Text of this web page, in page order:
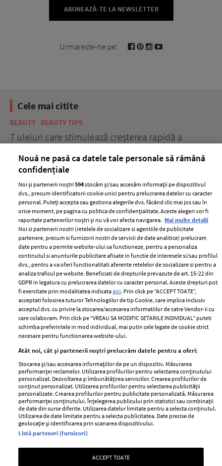
ABONEAZĂ-TE LA NEWSLETTER
Urmareste-ne pe:
Cele mai citite
BEAUTY BEAUTY TIPS
7 uleiuri care stimulează creșterea rapidă a
ELLE Style Awards
2024
Despre ELLE
Romania
Contact
Abonamente
Termeni si conditii
Politica de
confidențialitate
Politica de cookies
Publicitate
GSP
Unica
Baby
Retete
femei
Viva
Avantaje
Retete practice
Pariază responsabil! Decizia ONJN nr. 821/25.09.2025.
Jocurile de noroc sunt interzise minorilor.
Nouă ne pasă ca datele tale personale să rămână
confidențiale
Noi și partenerii noștri594stocăm și/sau accesăm informații pe dispozitivul
dvs., precum identificatorii cookie unici pentru prelucrarea datelor cu caracter
personal. Puteți accepta sau gestiona alegerile dvs. făcând clic mai jos sau în
orice moment, pe pagina cu politica de confidențialitate. Aceste alegeri vor fi
raportate partenerilor noștri și nu vă vor afecta navigarea. Mai multe detalii
Noi si partenerii nostri (retelele de socializare si agentiile de publicitate
partenere, precum si furnizorii nostri de servicii de date analitice) prelucram
date pentru a permite website-ului sa functioneze, pentru a personaliza
continutul si anunturile publicitare afisate in functie de interesele si/sau profilul
dvs., pentru a va oferi functionalitati aferente retelelor de socializare si pentru a
analiza traficul pe website. Beneficiati de drepturile prevazute de art. 15-22 din
GDPR in legatura cu prelucrarea datelor cu caracter personal. Aceste drepturi pot
fi exercitate prin modalitatea indicataaici. Prin click pe “ACCEPT TOATE”,
acceptati folosirea tuturor Tehnologiilor de tip Cookie, care implica inclusiv
acceptul dvs. cu privire la stocarea/accesarea informatiilor de catre Vendor-ii cu
care colaboram. Prin click pe “VREAU SA MODIFIC SETARILE INDIVIDUAL” puteti
schimba preferintele in mod individual, mai putin cele legate de cookie strict
necesare pentru functionarea website-ului.
Atât noi, cât și partenerii noștri prelucrăm datele pentru a oferi:
Stocarea și/sau accesarea informațiilor de pe un dispozitiv. Măsurarea
performanței reclamelor. Utilizarea profilurilor pentru selectarea conținutului
personalizat. Dezvoltarea și îmbunătățirea serviciilor. Crearea profilurilor de
conținut personalizat. Utilizarea profilurilor pentru selectarea publicității
personalizate. Crearea profilurilor pentru publicitate personalizată. Măsurarea
performanței conținutului. Înțelegerea publicului prin statistici sau combinații
de date din surse diferite. Utilizarea datelor limitate pentru a selecta conținutul.
Utilizarea de date limitate pentru a selecta publicitatea. Date precise de
geolocație și identificarea prin scanarea dispozitivului.
Listă parteneri (furnizori)
ACCEPT TOATE